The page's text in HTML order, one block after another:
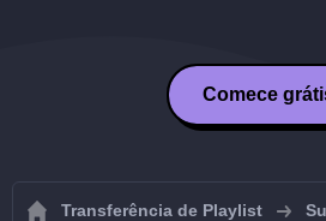
Comece
Transferência de Playlist